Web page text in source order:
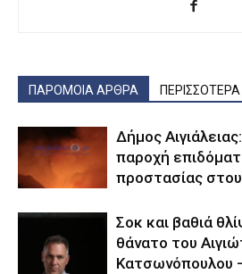
ΠΑΡΟΜΟΙΑ ΑΡΘΡΑ
Δήμος
παροχή
προστασίας
Σοκ και βαθιά
θάνατο του
Κατσωνόπουλου